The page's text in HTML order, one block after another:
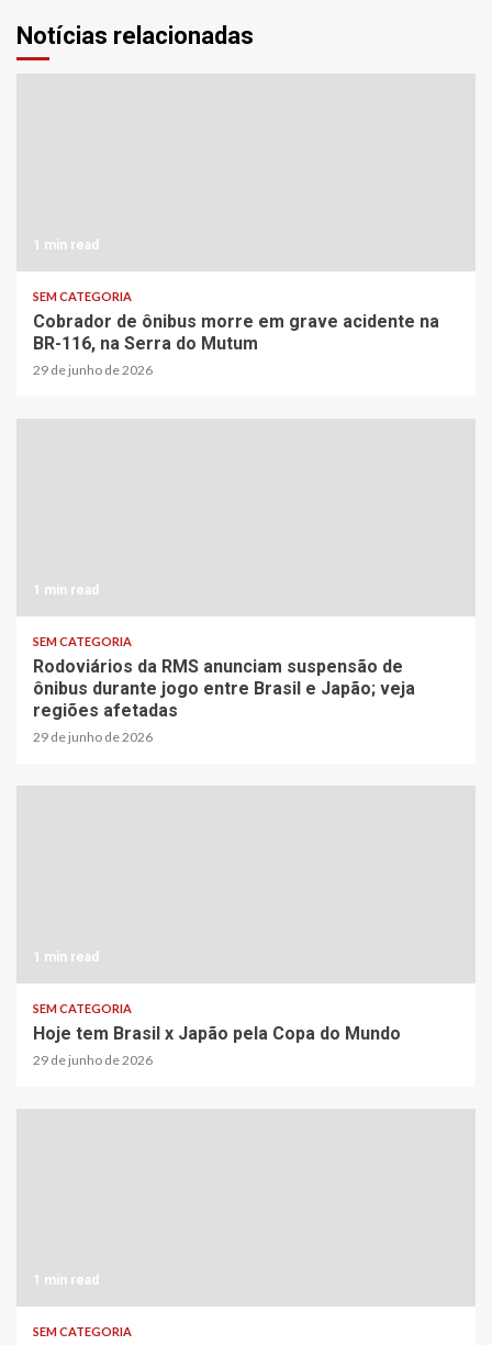
Notícias relacionadas
1 min read
SEM CATEGORIA
Cobrador de ônibus morre em grave acidente na
BR-116, na Serra do Mutum
29 de junho de 2026
1 min read
SEM CATEGORIA
Rodoviários da RMS anunciam suspensão de
ônibus durante jogo entre Brasil e Japão; veja
regiões afetadas
29 de junho de 2026
1 min read
SEM CATEGORIA
Hoje tem Brasil x Japão pela Copa do Mundo
29 de junho de 2026
1 min read
SEM CATEGORIA